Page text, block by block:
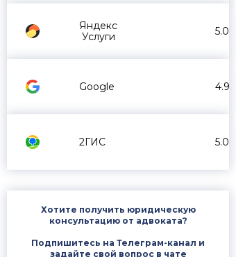
Яндекс
Услуги
5.0
Google 4.9
2ГИС 5.0
Хотите получить юридическую
консультацию от адвоката?
Подпишитесь на Телеграм-канал и
задайте свой вопрос в чате